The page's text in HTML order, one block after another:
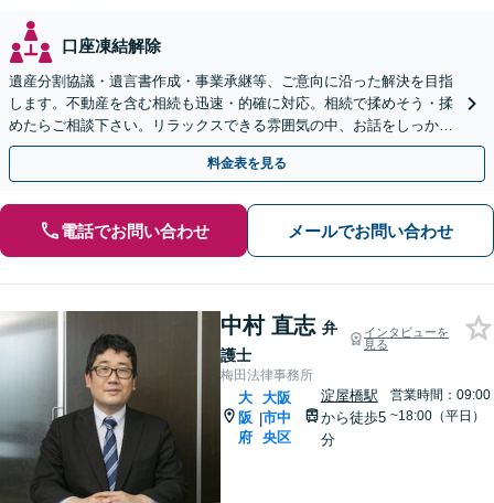
口座凍結解除
遺産分割協議・遺言書作成・事業承継等、ご意向に沿った解決を目指
します。不動産を含む相続も迅速・的確に対応。相続で揉めそう・揉
めたらご相談下さい。リラックスできる雰囲気の中、お話をしっかり
伺います。【ビデオ面談可】【北浜駅・堺筋本町駅近く】
料金表を見る
電話でお問い合わせ メールでお問い合わせ
中村 直志 弁
護士
インタビューを
見る
梅田法律事務所
大
阪
府
|
大阪
市中
央区
淀屋橋駅
から徒歩5
分
営業時間：09:00
~18:00（平日）